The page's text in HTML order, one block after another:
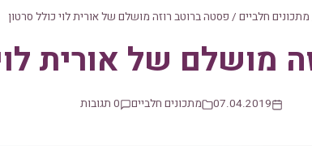
מתכונים חלביים / פסטה ברוטב רוזה מושלם של אורית לוי כולל סרטון
מושלם של אורית
07.04.2019 מתכונים חלביים 0 תגובות